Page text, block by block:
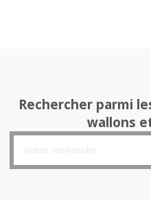
Rechercher parmi
wallons